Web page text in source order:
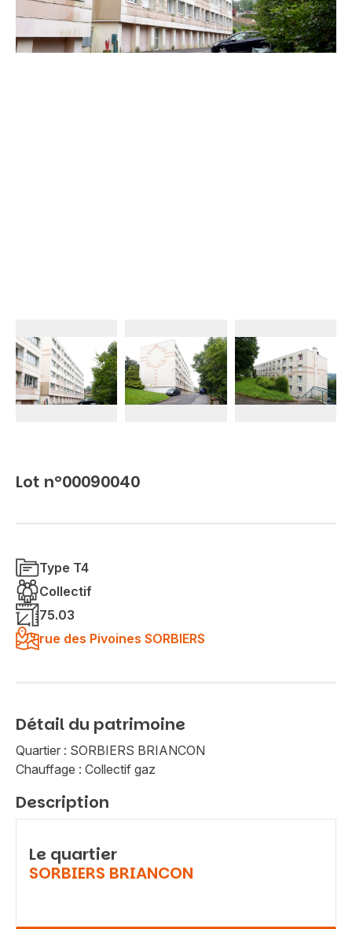
Lot n°00090040
Type T4
Collectif
75.03
rue des Pivoines SORBIERS
Détail du patrimoine
Quartier : SORBIERS BRIANCON
Chauffage : Collectif gaz
Description
Le quartier
SORBIERS BRIANCON